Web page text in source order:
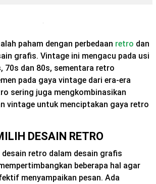
paham dengan perbedaan retro dan
grafis. Vintage ini mengacu pada usi
70s dan 80s, sementara retro
pada gaya vintage dari era-era
sering juga mengkombinasikan
vintage untuk menciptakan gaya retro
DESAIN RETRO
desain retro dalam desain grafis
beberapa hal agar
menyampaikan pesan. Ada